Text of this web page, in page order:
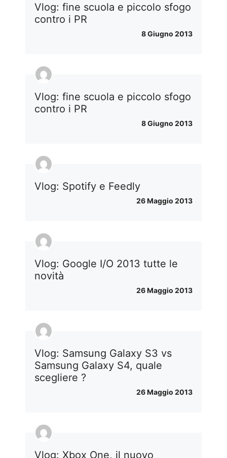
Vlog: fine scuola e piccolo sfogo
contro i PR
8 Giugno 2013
Vlog: fine scuola e piccolo sfogo
contro i PR
8 Giugno 2013
Vlog: Spotify e Feedly
26 Maggio 2013
Vlog: Google I/O 2013 tutte le
novità
26 Maggio 2013
Vlog: Samsung Galaxy S3 vs
Samsung Galaxy S4, quale
scegliere ?
26 Maggio 2013
Vlog: Xbox One, il nuovo